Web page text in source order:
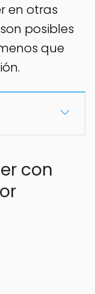
en otras
posibles
que
con